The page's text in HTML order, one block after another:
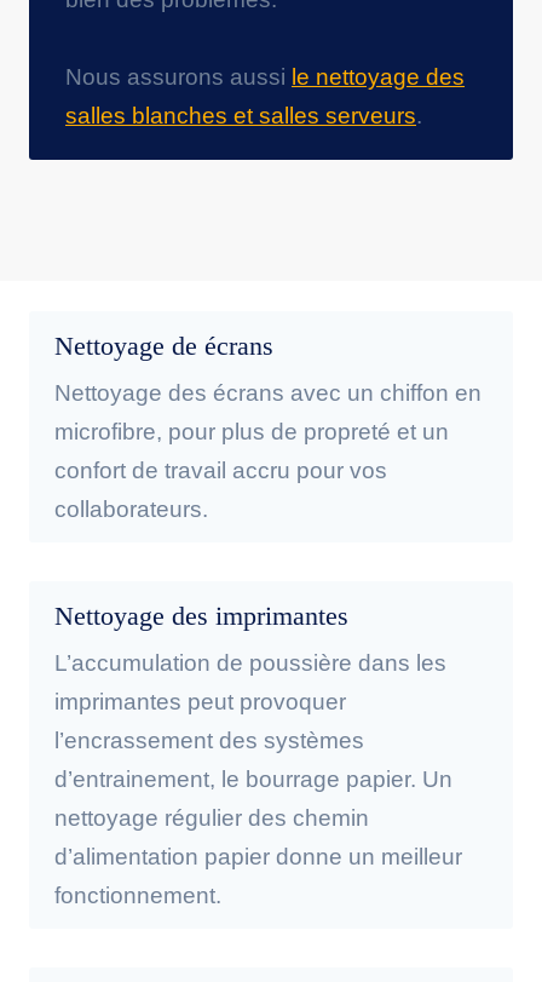
Nous assurons aussi le nettoyage des
salles blanches et salles serveurs.
Nettoyage de écrans
Nettoyage des écrans avec un chiffon en
microfibre, pour plus de propreté et un
confort de travail accru pour vos
collaborateurs.
Nettoyage des imprimantes
L’accumulation de poussière dans les
imprimantes peut provoquer
l’encrassement des systèmes
d’entrainement, le bourrage papier. Un
nettoyage régulier des chemin
d’alimentation papier donne un meilleur
fonctionnement.